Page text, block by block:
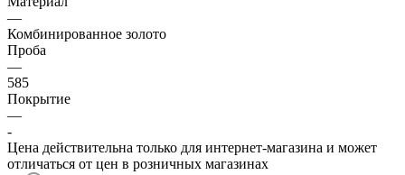
—
Комбинированное золото
Проба
—
585
Покрытие
—
-
Цена действительна только для интернет-магазина и может
отличаться от цен в розничных магазинах